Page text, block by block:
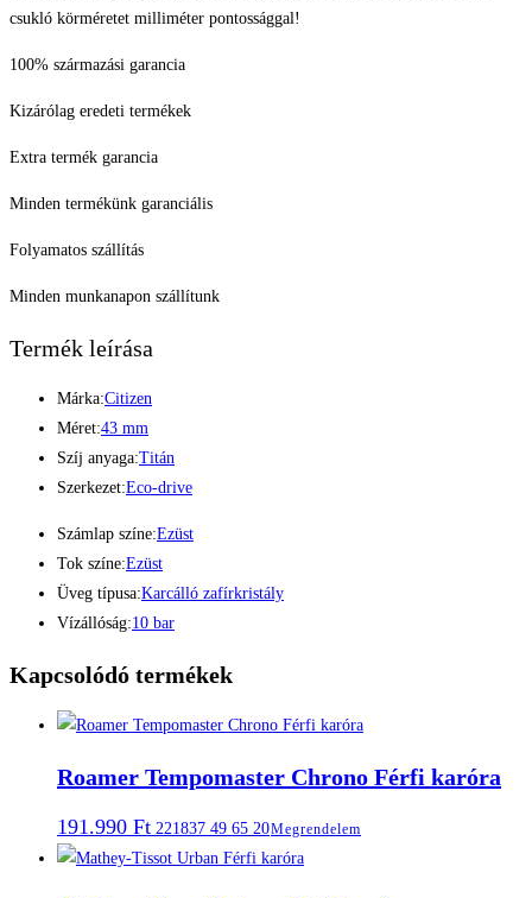
csukló körméretet milliméter pontossággal!
100% származási garancia
Kizárólag eredeti termékek
Extra termék garancia
Minden termékünk garanciális
Folyamatos szállítás
Minden munkanapon szállítunk
Termék leírása
Márka:Citizen
Méret:43 mm
Szíj anyaga:Titán
Szerkezet:Eco-drive
Számlap színe:Ezüst
Tok színe:Ezüst
Üveg típusa:Karcálló zafírkristály
Vízállóság:10 bar
Kapcsolódó termékek
Roamer Tempomaster Chrono Férfi karóra
191.990 Ft 221837 49 65 20Megrendelem